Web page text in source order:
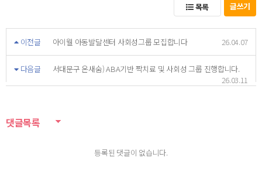
목록 글쓰기
이전글 아이웰 아동발달센터 사회성그룹 모집합니다 26.04.07
다음글
서대문구 온새숨) ABA기반 짝치료 및 사회성 그룹 진행합니다.
26.03.11
댓글목록
등록된 댓글이 없습니다.